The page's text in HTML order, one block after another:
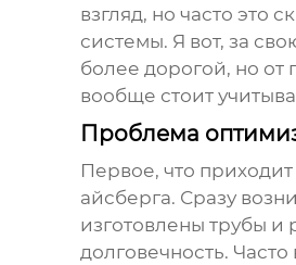
взгляд, но часто это
системы. Я вот, за
более дорогой, но от
вообще стоит
Проблема
Первое, что приходит
айсберга. Сразу
изготовлены трубы и
долговечность.